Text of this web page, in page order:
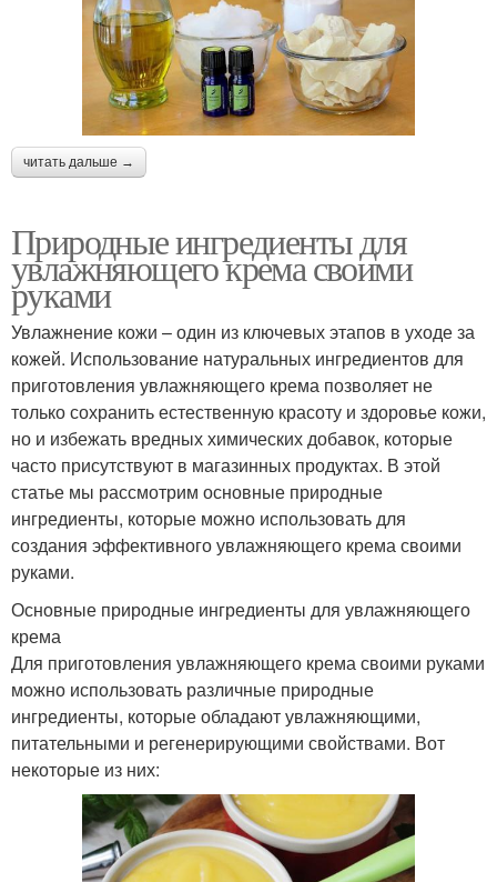
читать дальше →
Природные ингредиенты для
увлажняющего крема своими
руками
Увлажнение кожи – один из ключевых этапов в уходе за
кожей. Использование натуральных ингредиентов для
приготовления увлажняющего крема позволяет не
только сохранить естественную красоту и здоровье кожи,
но и избежать вредных химических добавок, которые
часто присутствуют в магазинных продуктах. В этой
статье мы рассмотрим основные природные
ингредиенты, которые можно использовать для
создания эффективного увлажняющего крема своими
руками.
Основные природные ингредиенты для увлажняющего
крема
Для приготовления увлажняющего крема своими руками
можно использовать различные природные
ингредиенты, которые обладают увлажняющими,
питательными и регенерирующими свойствами. Вот
некоторые из них: